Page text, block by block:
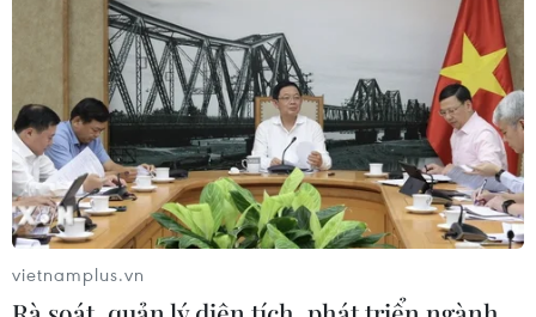
Tân Hiệp Phát mang niềm vui đến hàng
vietnamplus.vn